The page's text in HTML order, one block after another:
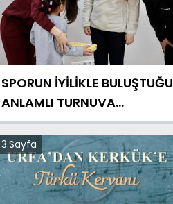
SPORUN İYİLİKLE BULUŞTUĞU
ANLAMLI TURNUVA
TAMAMLANDI
3.Sayfa